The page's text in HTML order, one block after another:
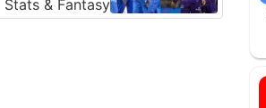
Stats & Fantasy